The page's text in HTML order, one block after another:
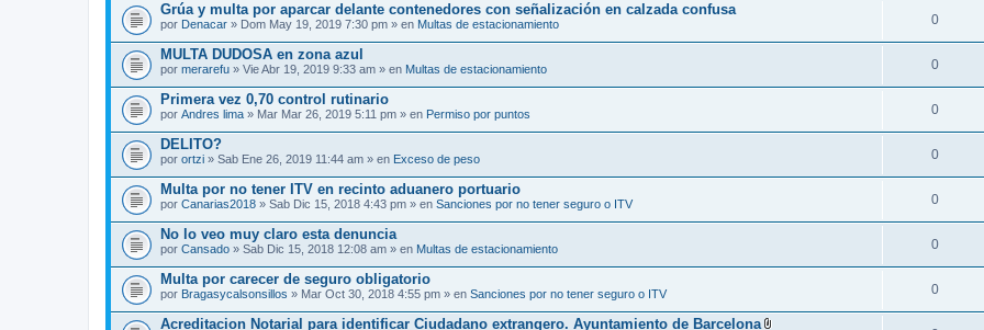
Grúa y multa por aparcar delante contenedores con señalización en calzada confusa
por Denacar » Dom May 19, 2019 7:30 pm » en Multas de estacionamiento 0
MULTA DUDOSA en zona azul
por merarefu » Vie Abr 19, 2019 9:33 am » en Multas de estacionamiento 0
Primera vez 0,70 control rutinario
por Andres lima » Mar Mar 26, 2019 5:11 pm » en Permiso por puntos 0
DELITO?
por ortzi » Sab Ene 26, 2019 11:44 am » en Exceso de peso 0
Multa por no tener ITV en recinto aduanero portuario
por Canarias2018 » Sab Dic 15, 2018 4:43 pm » en Sanciones por no tener seguro o ITV 0
No lo veo muy claro esta denuncia
por Cansado » Sab Dic 15, 2018 12:08 am » en Multas de estacionamiento 0
Multa por carecer de seguro obligatorio
por Bragasycalsonsillos » Mar Oct 30, 2018 4:55 pm » en Sanciones por no tener seguro o ITV 0
Acreditacion Notarial para identificar Ciudadano extrangero. Ayuntamiento de Barcelona